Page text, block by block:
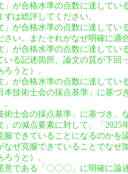
」が合格水準の点数に達して
は総評してください。
」が合格水準の点数に達して
さい。またそれがなぜ明確に
」が合格水準の点数に達して
いる記述箇所、論文の質が下回
ろうと）。
」が合格水準の点数に達して
本技術士会の採点基準」に基
術士会の採点基準」に基づき
」の減点要素に対して、「
服できていることになるのかを
なぜ克服できていることでな
ろうと）。
意である「〇〇〇」に明確に